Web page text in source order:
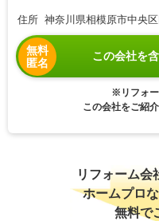
住所 神奈川県相模原市中央
無料
匿名
この会社を
※リフォー
この会社をご紹
リフォーム会
ホームプロ
無料で